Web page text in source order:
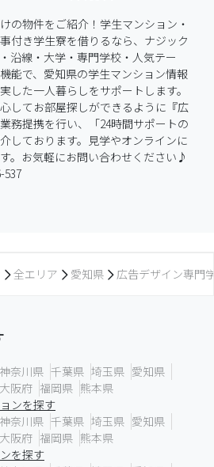
の物件をご紹介！学生マンション・
付き学生寮を借りるなら、ナジック
沿線・大学・専門学校・人気テー
能で、愛知県の学生マンション情報
した一人暮らしをサポートします。
してお部屋探しができるように『広
務提携を行い、「24時間サポートの
しております。見学やオンラインに
。お気軽にお問い合わせください♪
537
全エリア 愛知県 広告デザイン専門
神奈川県 千葉県 埼玉県 愛知県
大阪府 福岡県 熊本県
ンを探す
神奈川県 千葉県 埼玉県 愛知県
大阪府 福岡県 熊本県
を探す